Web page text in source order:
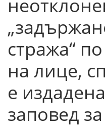
стража“
на лице,
е
заповед